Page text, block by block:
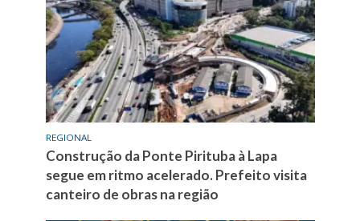
REGIONAL
Construção da Ponte Pirituba à Lapa
segue em ritmo acelerado. Prefeito visita
canteiro de obras na região